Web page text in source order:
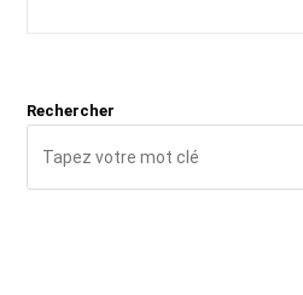
Rechercher